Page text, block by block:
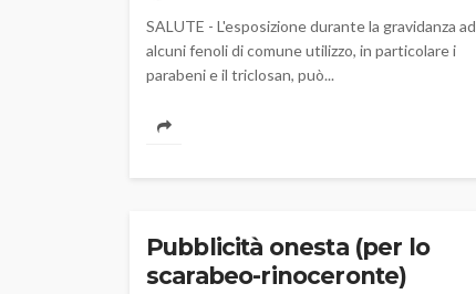
SALUTE - L'esposizione durante la gravidanza ad
alcuni fenoli di comune utilizzo, in particolare i
parabeni e il triclosan, può...
Pubblicità onesta (per lo
scarabeo-rinoceronte)